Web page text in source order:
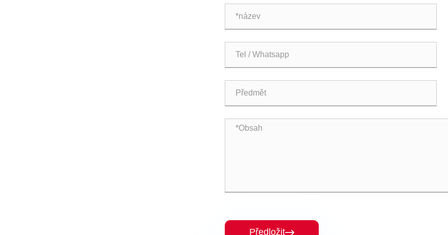
Předložit